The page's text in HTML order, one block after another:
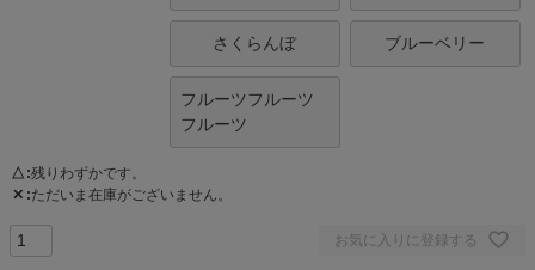
さくらんぼ ブルーベリー
フルーツフルーツ
フルーツ
△ 残りわずかです。
✕ ただいま在庫がございません。
お気に入りに登録する